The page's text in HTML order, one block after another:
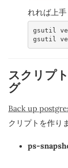
れれば上手
gsutil
gsutil
スクリプ
グ
Back up
クリプトを作り
ps-